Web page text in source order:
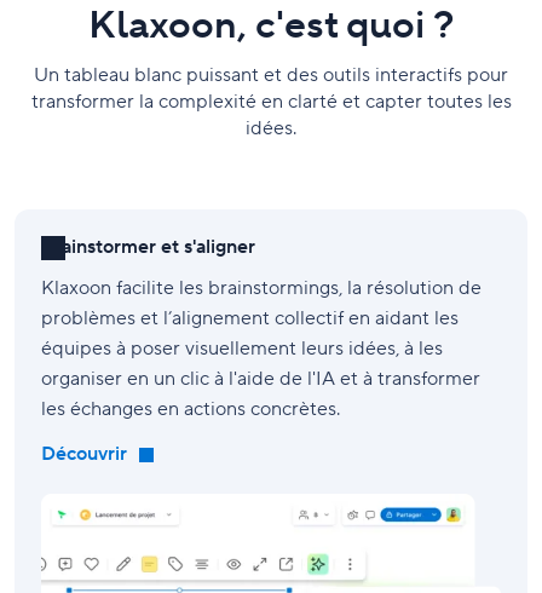
Klaxoon, c'est quoi ?
Un tableau blanc puissant et des outils interactifs pour
transformer la complexité en clarté et capter toutes les
idées.
Brainstormer et s'aligner
Klaxoon facilite les brainstormings, la résolution de
problèmes et l’alignement collectif en aidant les
équipes à poser visuellement leurs idées, à les
organiser en un clic à l'aide de l'IA et à transformer
les échanges en actions concrètes.
Découvrir